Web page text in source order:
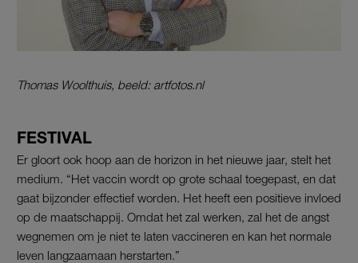
Thomas Woolthuis, beeld: artfotos.nl
FESTIVAL
Er gloort ook hoop aan de horizon in het nieuwe jaar, stelt het
medium. “Het vaccin wordt op grote schaal toegepast, en dat
gaat bijzonder effectief worden. Het heeft een positieve invloed
op de maatschappij. Omdat het zal werken, zal het de angst
wegnemen om je niet te laten vaccineren en kan het normale
leven langzaamaan herstarten.”